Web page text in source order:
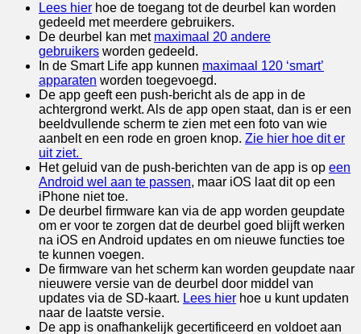
Lees hier hoe de toegang tot de deurbel kan worden
gedeeld met meerdere gebruikers.
De deurbel kan met maximaal 20 andere
gebruikers worden gedeeld.
In de Smart Life app kunnen maximaal 120 ‘smart’
apparaten worden toegevoegd.
De app geeft een push-bericht als de app in de
achtergrond werkt. Als de app open staat, dan is er een
beeldvullende scherm te zien met een foto van wie
aanbelt en een rode en groen knop. Zie hier hoe dit er
uit ziet.
Het geluid van de push-berichten van de app is op een
Android wel aan te passen, maar iOS laat dit op een
iPhone niet toe.
De deurbel firmware kan via de app worden geupdate
om er voor te zorgen dat de deurbel goed blijft werken
na iOS en Android updates en om nieuwe functies toe
te kunnen voegen.
De firmware van het scherm kan worden geupdate naar
nieuwere versie van de deurbel door middel van
updates via de SD-kaart. Lees hier hoe u kunt updaten
naar de laatste versie.
De app is onafhankelijk gecertificeerd en voldoet aan